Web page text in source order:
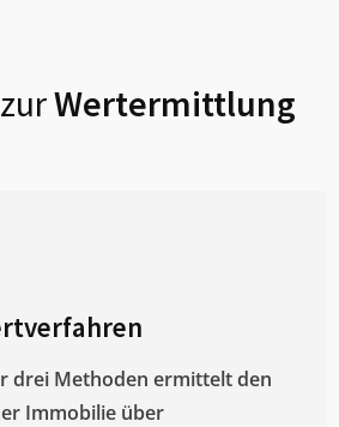
Wertermittlung
drei Methoden ermittelt den
Immobilie über